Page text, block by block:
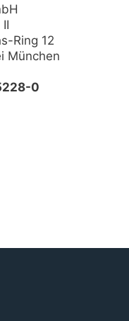
Ring 12
München
0